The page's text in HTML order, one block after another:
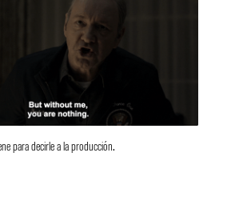
para decirle a la producción.